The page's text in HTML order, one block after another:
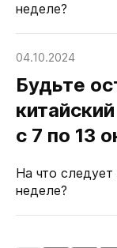
неделе?
04.10.2024
Будьте
с 7 по 13
На что следует
неделе?